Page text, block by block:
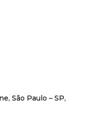
São Paulo – SP,